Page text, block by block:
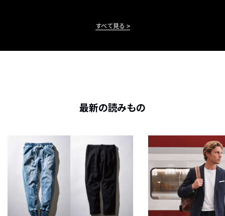
すべて見る
最新の読みもの